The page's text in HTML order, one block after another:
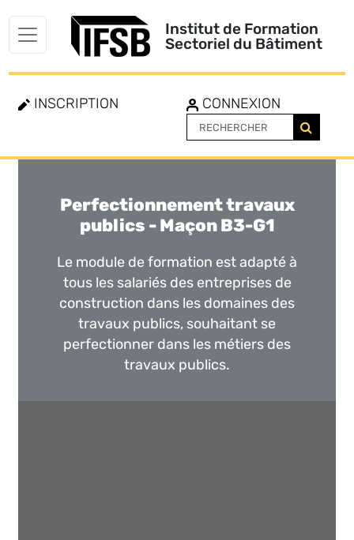
Institut de Formation
Sectoriel du Bâtiment
INSCRIPTION CONNEXION
Toggle
navigation
Perfectionnement travaux
publics - Maçon B3-G1
Le module de formation est adapté à
tous les salariés des entreprises de
construction dans les domaines des
travaux publics, souhaitant se
perfectionner dans les métiers des
travaux publics.